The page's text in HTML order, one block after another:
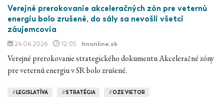
Verejné prerokovanie akceleračných zón pre veternú
energiu bolo zrušené, do sály sa nevošli všetci
záujemcovia
24.06.2026 12:05 hnonline.sk
Verejné prerokovanie strategického dokumentu Akceleračné zóny
pre veternú energiu v SR bolo zrušené.
# LEGISLATÍVA #STRATÉGIA #OZE VIETOR